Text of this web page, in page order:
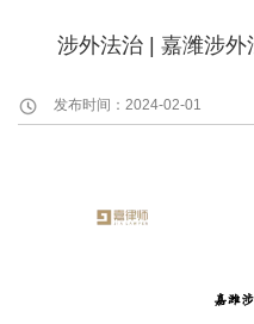
涉外法治 | 嘉潍涉外
发布时间：2024-02-01